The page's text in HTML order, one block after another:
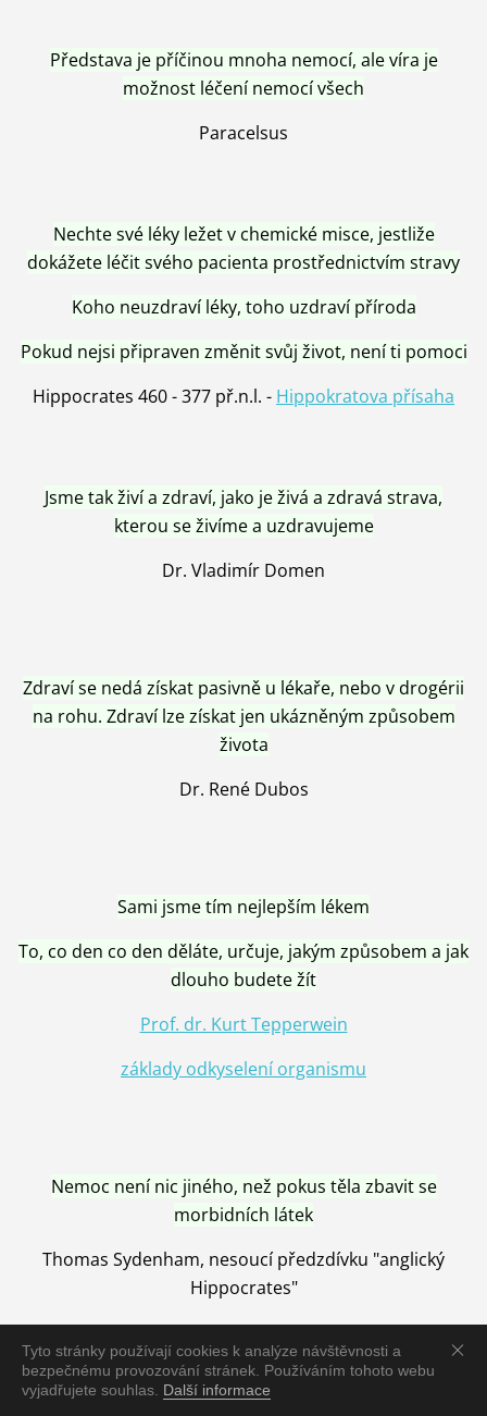
Tyto stránky používají cookies k analýze návštěvnosti a
bezpečnému provozování stránek. Používáním tohoto webu
vyjadřujete souhlas. Další informace
Představa je příčinou mnoha nemocí, ale víra je
možnost léčení nemocí všech
Paracelsus
Nechte své léky ležet v chemické misce, jestliže
dokážete léčit svého pacienta prostřednictvím stravy
Koho neuzdraví léky, toho uzdraví příroda
Pokud nejsi připraven změnit svůj život, není ti pomoci
Hippocrates 460 - 377 př.n.l. - Hippokratova přísaha
Jsme tak živí a zdraví, jako je živá a zdravá strava,
kterou se živíme a uzdravujeme
Dr. Vladimír Domen
Zdraví se nedá získat pasivně u lékaře, nebo v drogérii
na rohu. Zdraví lze získat jen ukázněným způsobem
života
Dr. René Dubos
Sami jsme tím nejlepším lékem
To, co den co den děláte, určuje, jakým způsobem a jak
dlouho budete žít
Prof. dr. Kurt Tepperwein
základy odkyselení organismu
Nemoc není nic jiného, než pokus těla zbavit se
morbidních látek
Thomas Sydenham, nesoucí předzdívku "anglický
Hippocrates"
Nemoc je vyléčena jen pomocí Přírody, neutralizací a